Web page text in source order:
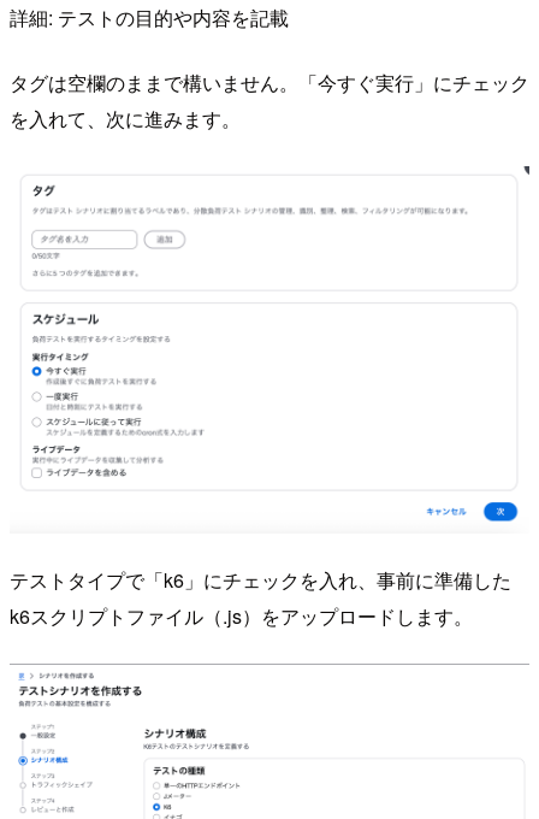
詳細: テストの目的や内容を記載
タグは空欄のままで構いません。「今すぐ実行」にチェック
を入れて、次に進みます。
テストタイプで「k6」にチェックを入れ、事前に準備した
k6スクリプトファイル（.js）をアップロードします。